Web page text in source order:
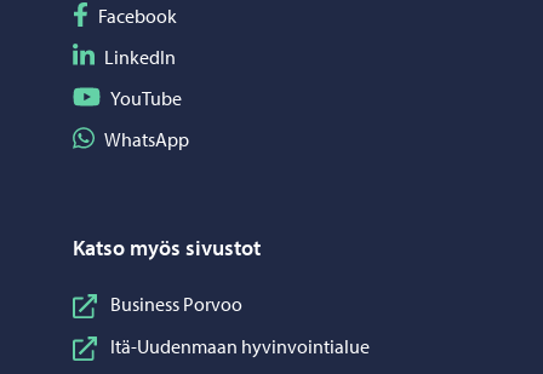
Seuraa Facebook
Facebook
Seuraa LinkedIn
LinkedIn
Seuraa YouTube
YouTube
Jaa WhatsApp
WhatsApp
Katso myös sivustot
Business Porvoo
Itä-Uudenmaan hyvinvointialue